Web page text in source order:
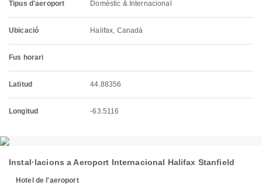
Tipus d'aeroport Domèstic & Internacional
Ubicació Halifax, Canadà
Fus horari
Latitud 44.88356
Longitud -63.5116
Instal·lacions a Aeroport Internacional Halifax Stanfield
Hotel de l'aeroport